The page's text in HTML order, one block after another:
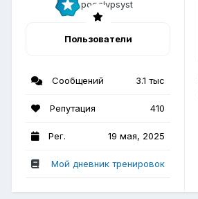
Пользователи
Сообщений 3.1 тыс
Репутация 410
Рег. 19 мая, 2025
Мой дневник тренировок